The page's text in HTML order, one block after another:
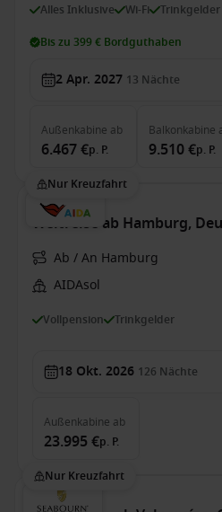
Alles Inklusive Wi-Fi Trinkgelder
Bis zu 399 € Bordguthaben
2 Apr. 2027 13 Nächte
Außenkabine ab
6.467 €p. P.
Balkonkabine
9.510 €p. P.
Nur Kreuzfahrt
Weltreise ab Hamburg,
Ab / An Hamburg
AIDAsol
Vollpension Trinkgelder
18 Okt. 2026 126 Nächte
Außenkabine ab
23.995 €p. P.
Nur Kreuzfahrt